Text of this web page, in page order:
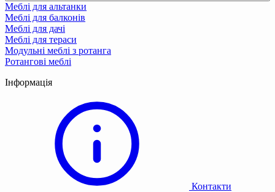
Меблі для альтанки
Меблі для балконів
Меблі для дачі
Меблі для тераси
Модульні меблі з ротанга
Ротангові меблі
Інформація
Контакти